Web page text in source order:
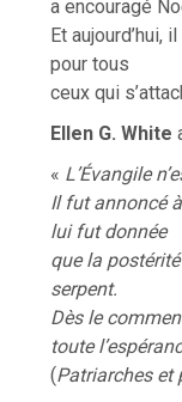
a encouragé
Et aujourd’hui,
pour tous
ceux qui
Ellen G. White
« L’Évangile
Il fut annoncé
lui fut donnée
que la
serpent.
Dès le
toute
(Patriarches et